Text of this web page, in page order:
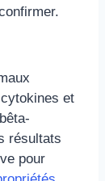
et
résultats
pour